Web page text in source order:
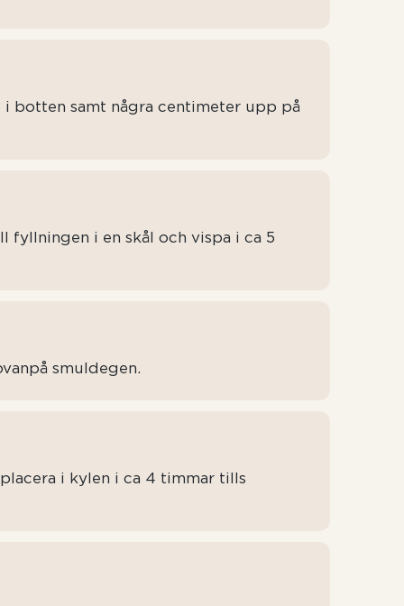
botten samt några centimeter upp på
fyllningen i en skål och vispa i ca 5
smuldegen.
i kylen i ca 4 timmar tills